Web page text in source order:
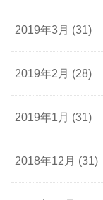
2019年3月 (31)
2019年2月 (28)
2019年1月 (31)
2018年12月 (31)